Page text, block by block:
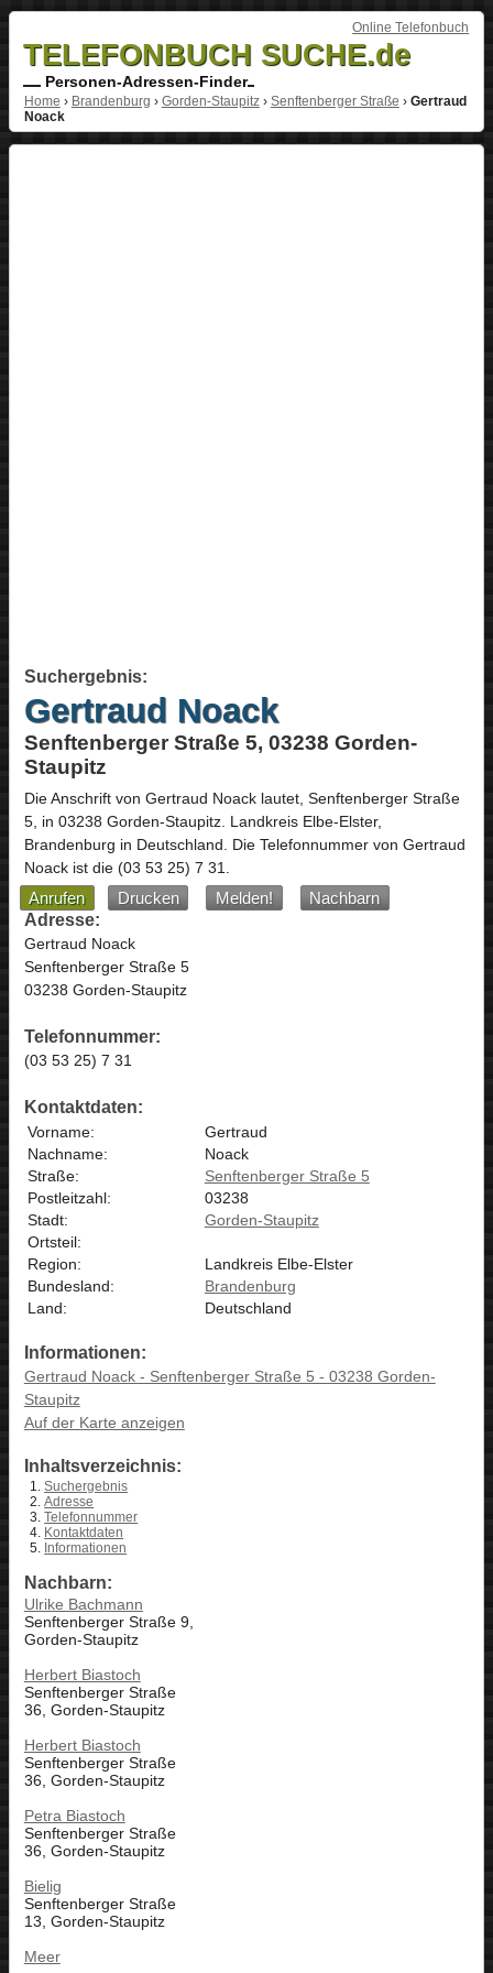
Online Telefonbuch
TELEFONBUCH SUCHE.de
Personen-Adressen-Finder
Home › Brandenburg › Gorden-Staupitz› Senftenberger Straße › Gertraud
Noack
Suchergebnis:
Gertraud Noack
Senftenberger Straße 5, 03238 Gorden-
Staupitz
Die Anschrift von Gertraud Noacklautet, Senftenberger Straße
5, in 03238 Gorden-Staupitz. Landkreis Elbe-Elster,
Brandenburg in Deutschland. Die Telefonnummer von Gertraud
Noack ist die (03 53 25) 7 31.
Anrufen Drucken Melden!
Nachbarn
Adresse:
Gertraud Noack
Senftenberger Straße 5
03238 Gorden-Staupitz
Telefonnummer:
(03 53 25) 7 31
Kontaktdaten:
Vorname:
Gertraud
Nachname:
Noack
Straße:
Senftenberger Straße 5
Postleitzahl:
03238
Stadt:
Gorden-Staupitz
Ortsteil:
Region:
Landkreis Elbe-Elster
Bundesland:
Brandenburg
Land:
Deutschland
Informationen:
Gertraud Noack - Senftenberger Straße 5 - 03238 Gorden-
Staupitz
Auf der Karte anzeigen
Inhaltsverzeichnis:
Suchergebnis
Adresse
Telefonnummer
Kontaktdaten
Informationen
Nachbarn:
Ulrike Bachmann
Senftenberger Straße 9,
Gorden-Staupitz
Herbert Biastoch
Senftenberger Straße
36, Gorden-Staupitz
Herbert Biastoch
Senftenberger Straße
36, Gorden-Staupitz
Petra Biastoch
Senftenberger Straße
36, Gorden-Staupitz
Bielig
Senftenberger Straße
13, Gorden-Staupitz
Meer